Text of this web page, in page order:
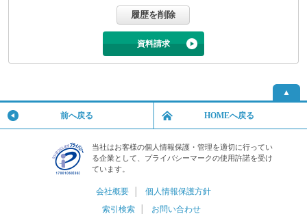
資料請求
▲
前へ戻る HOMEへ戻る
当社はお客様の個人情報保護・管理を適切に行ってい
る企業として、プライバシーマークの使用許諾を受け
ています。
会社概要
個人情報保護方針
索引検索
お問い合わせ